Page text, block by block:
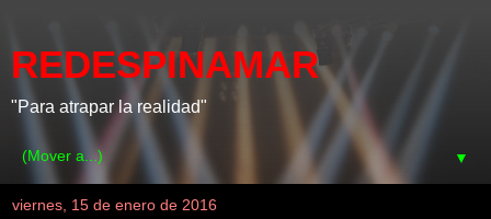
REDESPINAMAR
"Para atrapar la realidad"
▼
viernes, 15 de enero de 2016